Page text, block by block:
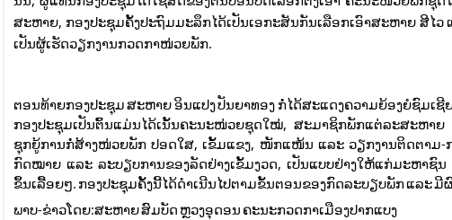
ສະຫາຍ, ກອງປະຊຸມຄັ້ງປະຖົມມະລຶກໄດ້ເປັນເອກະສັນກັນເລືອກເອົາສະຫາຍ ສີໄ
ເປັນຜູ້ເຮັດວຽກງານກວດກາໜ່ວຍພັກ.
ຕອນທ້າຍກອງປະຊຸມ ສະຫາຍ ອິນແປງ ປັນຍາທອງ ກໍ່ໄດ້ສະແດງຄວາມຍ້ອງຍໍຊົມ
ກອງປະຊຸມເປັນຕົ້ນແມ່ນໄດ້ເນັ້ນຄະນະໜ່ວຍຊຸດໃໝ່, ສະມາຊິກພັກແຕ່ລະສະຫາຍ
ຊຸກຍູ້ການກໍ່ສ້າງໜ່ວຍພັກ ປອດໃສ, ເຂັ້ມແຂງ, ໜັກແໜ້ນ ແລະ ວຽກງານຕິດຕາມ-
ກົດໝາຍ ແລະ ລະບຽບການຂອງລັດຢ່າງເຂັ້ມງວດ, ເປັນແບບຢ່າງໃຫ້ແກ່ມະຫາ
ຂຶ້ນເລື້ອຍໆ. ກອງປະຊຸມຄັ້ງນີ້ໄດ້ດໍາເນີນໄປຕາມຂັ້ນຕອນຂອງກົດລະບຽບພັກ ແລະ ມີ
ພາບ-ຂ່າວໂດຍ:ສະຫາຍ ສົມບັດ ຫຼວງອຸດອນ ຄະນະກວດກາເມືອງປາກແບງ